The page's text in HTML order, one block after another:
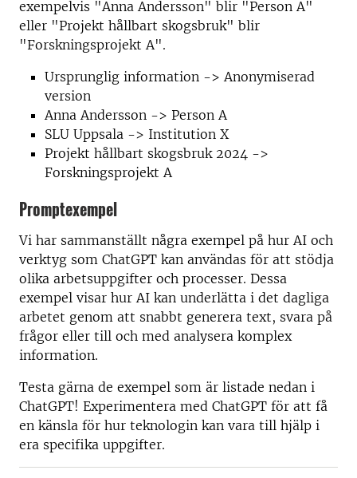
exempelvis "Anna Andersson" blir "Person A"
eller "Projekt hållbart skogsbruk" blir
"Forskningsprojekt A".
Ursprunglig information -> Anonymiserad
version
Anna Andersson -> Person A
SLU Uppsala -> Institution X
Projekt hållbart skogsbruk 2024 ->
Forskningsprojekt A
Promptexempel
Vi har sammanställt några exempel på hur AI och
verktyg som ChatGPT kan användas för att stödja
olika arbetsuppgifter och processer. Dessa
exempel visar hur AI kan underlätta i det dagliga
arbetet genom att snabbt generera text, svara på
frågor eller till och med analysera komplex
information.
Testa gärna de exempel som är listade nedan i
ChatGPT! Experimentera med ChatGPT för att få
en känsla för hur teknologin kan vara till hjälp i
era specifika uppgifter.